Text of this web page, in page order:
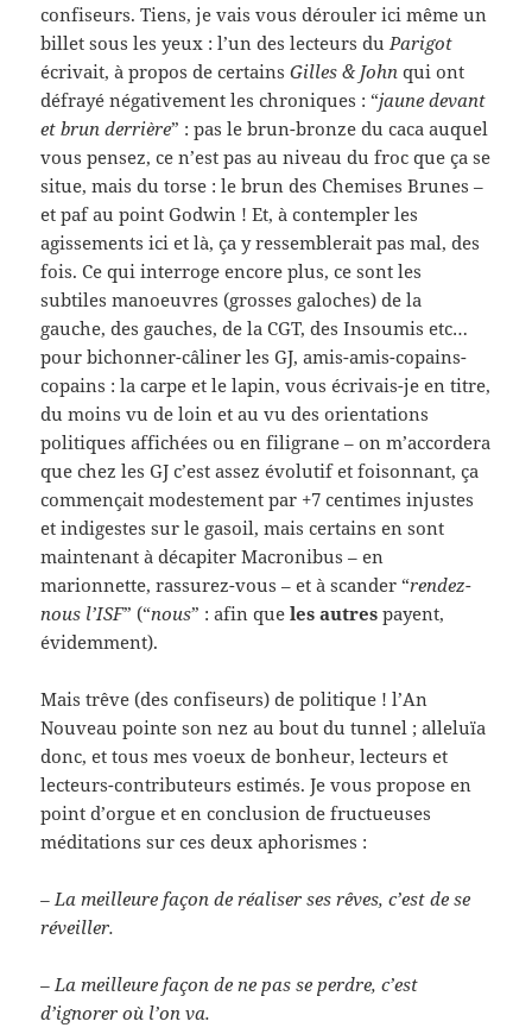
confiseurs. Tiens, je vais vous dérouler ici même un
billet sous les yeux : l’un des lecteurs du Parigot
écrivait, à propos de certainsGilles & John qui ont
défrayé négativement les chroniques : “jaune devant
et brun derrière” : pas le brun-bronze du caca auquel
vous pensez, ce n’est pas au niveau du froc que ça se
situe, mais du torse : le brun des Chemises Brunes –
et paf au point Godwin ! Et, à contempler les
agissements ici et là, ça y ressemblerait pas mal, des
fois. Ce qui interroge encore plus, ce sont les
subtiles manoeuvres (grosses galoches) de la
gauche, des gauches, de la CGT, des Insoumis etc…
pour bichonner-câliner les GJ, amis-amis-copains-
copains : la carpe et le lapin, vous écrivais-je en titre,
du moins vu de loin et au vu des orientations
politiques affichées ou en filigrane – on m’accordera
que chez les GJ c’est assez évolutif et foisonnant, ça
commençait modestement par +7 centimes injustes
et indigestes sur le gasoil, mais certains en sont
maintenant à décapiter Macronibus – en
marionnette, rassurez-vous – et à scander “rendez-
nous l’ISF” (“nous” : afin queles autres payent,
évidemment).
Mais trêve (des confiseurs) de politique ! l’An
Nouveau pointe son nez au bout du tunnel ; alleluïa
donc, et tous mes voeux de bonheur, lecteurs et
lecteurs-contributeurs estimés. Je vous propose en
point d’orgue et en conclusion de fructueuses
méditations sur ces deux aphorismes :
– La meilleure façon de réaliser ses rêves, c’est de se
réveiller.
– La meilleure façon de ne pas se perdre, c’est
d’ignorer où l’on va.